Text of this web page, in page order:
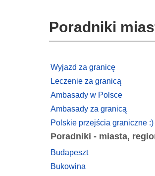
Poradniki
Wyjazd za granicę
Leczenie za granicą
Ambasady w Polsce
Ambasady za granicą
Polskie przejścia graniczne :)
Poradniki - miasta,
Budapeszt
Bukowina